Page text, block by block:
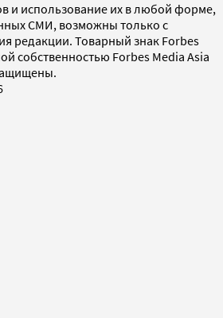
и использование их в любой форме,
СМИ, возможны только с
редакции. Товарный знак Forbes
собственностью Forbes Media Asia